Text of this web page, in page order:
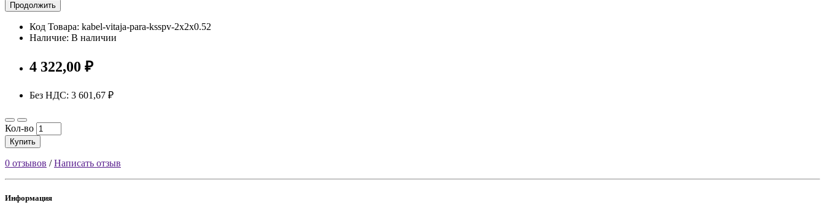
Продолжить
Код Товара: kabel-vitaja-para-ksspv-2x2x0.52
Наличие: В наличии
4 322,00 ₽
Без НДС: 3 601,67 ₽
Кол-во
Купить
0 отзывов /Написать отзыв
Информация